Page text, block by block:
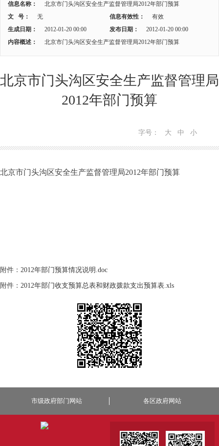
信息名称：
北京市门头沟区安全生产监督管理局2012年部门预算
文 号：
无 信息有效性：
有效
生成日期：
2012-01-20 00:00 发布日期：
2012-01-20 00:00
内容概述：
北京市门头沟区安全生产监督管理局2012年部门预算
北京市门头沟区安全生产监督管理局
2012年部门预算
字号： 大 中 小
北京市门头沟区安全生产监督管理局2012年部门预算
附件： 2012年部门预算情况说明.doc
附件： 2012年部门收支预算总表和财政拨款支出预算表.xls
市级政府部门网站 各区政府网站